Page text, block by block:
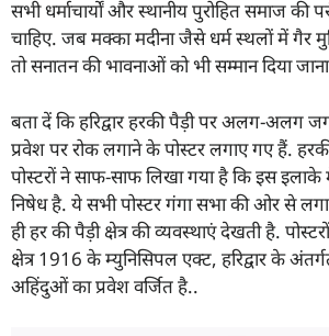
सभी धर्माचार्यों और स्थानीय पुरोहित समाज की
चाहिए. जब मक्का मदीना जैसे धर्म स्थलों में गैर
तो सनातन की भावनाओं को भी सम्मान दिया
बता दें कि हरिद्वार हरकी पैड़ी पर अलग-अलग
प्रवेश पर रोक लगाने के पोस्टर लगाए गए हैं.
पोस्टरों ने साफ-साफ लिखा गया है कि इस
निषेध है. ये सभी पोस्टर गंगा सभा की ओर से
ही हर की पैड़ी क्षेत्र की व्यवस्थाएं देखती है.
क्षेत्र 1916 के म्युनिसिपल एक्ट, हरिद्वार के
अहिंदुओं का प्रवेश वर्जित है..